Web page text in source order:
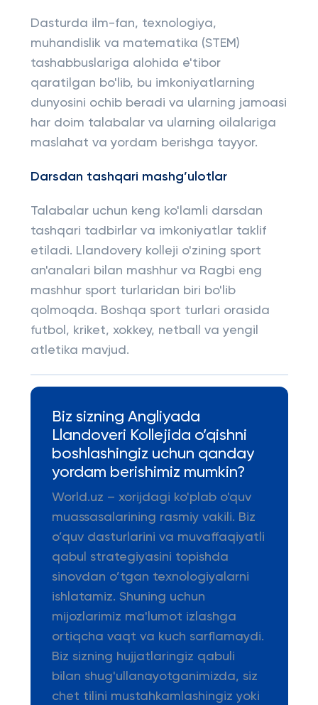
Dasturda ilm-fan, texnologiya,
muhandislik va matematika (STEM)
tashabbuslariga alohida e'tibor
qaratilgan bo'lib, bu imkoniyatlarning
dunyosini ochib beradi va ularning jamoasi
har doim talabalar va ularning oilalariga
maslahat va yordam berishga tayyor.
Darsdan tashqari mashg’ulotlar
Talabalar uchun keng ko'lamli darsdan
tashqari tadbirlar va imkoniyatlar taklif
etiladi. Llandovery kolleji o'zining sport
an'analari bilan mashhur va Ragbi eng
mashhur sport turlaridan biri bo'lib
qolmoqda. Boshqa sport turlari orasida
futbol, kriket, xokkey, netball va yengil
atletika mavjud.
Biz sizning Angliyada
Llandoveri Kollejida o’qishni
boshlashingiz uchun qanday
yordam berishimiz mumkin?
World.uz – xorijdagi ko'plab o'quv
muassasalarining rasmiy vakili. Biz
o’quv dasturlarini va muvaffaqiyatli
qabul strategiyasini topishda
sinovdan o’tgan texnologiyalarni
ishlatamiz. Shuning uchun
mijozlarimiz ma'lumot izlashga
ortiqcha vaqt va kuch sarflamaydi.
Biz sizning hujjatlaringiz qabuli
bilan shug'ullanayotganimizda, siz
chet tilini mustahkamlashingiz yoki